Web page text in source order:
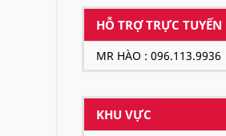
HỖ TRỢ TRỰC TUYẾN
MR HÀO : 096.113.9936
KHU VỰC